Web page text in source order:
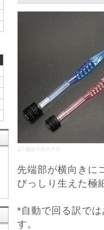
先端部が横向きに
びっしり生えた極
*自動で回る訳で
す。